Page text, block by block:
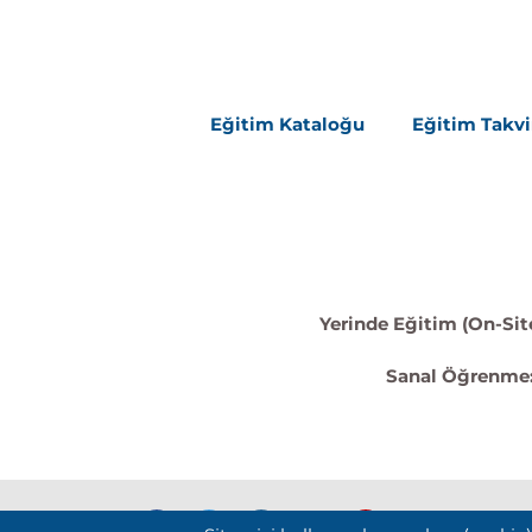
Eğitim Kataloğu Eğitim
Yerinde Eğitim (On-
Sanal